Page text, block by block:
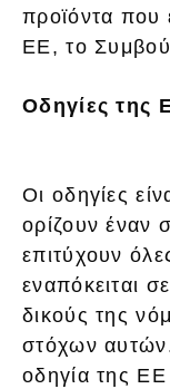
προϊόντα που
ΕΕ, το
Οδηγίες της
Οι οδηγίες
ορίζουν έναν
επιτύχουν
εναπόκειται
δικούς της
στόχων
οδηγία της ΕΕ